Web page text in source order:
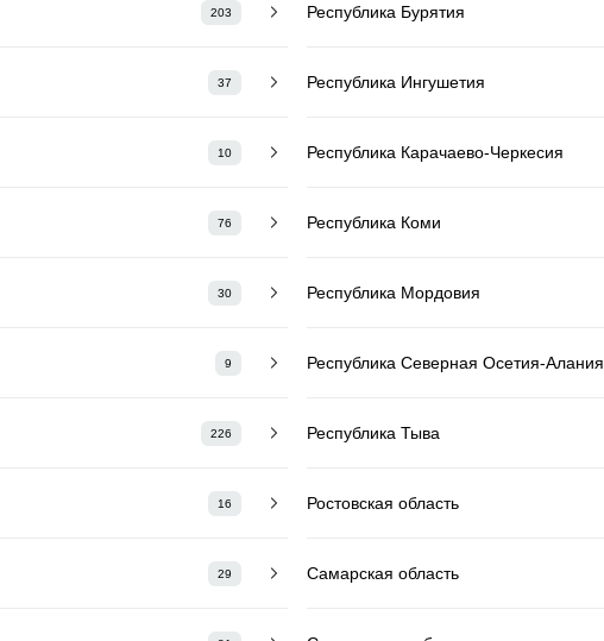
203 Республика Бурятия
37 Республика Ингушетия
10 Республика Карачаево-Черкесия
76 Республика Коми
30 Республика Мордовия
9 Республика Северная Осетия-Алания
226 Республика Тыва
16 Ростовская область
29 Самарская область